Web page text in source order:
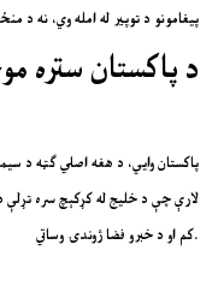
پيغامونو د توپير له امله وي، نه د
د پاکستان ستره
پاکستان وايي، د هغه اصلي ګټه د
لارې چې د خليج له کړکېچ سره تړلې
کم او د خبرو فضا ژوندۍ وساتي.